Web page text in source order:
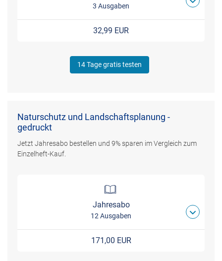
3 Ausgaben
32,99 EUR
14 Tage gratis testen
Naturschutz und Landschaftsplanung -
gedruckt
Jetzt Jahresabo bestellen und 9% sparen im Vergleich zum
Einzelheft-Kauf.
Jahresabo
12 Ausgaben
171,00 EUR